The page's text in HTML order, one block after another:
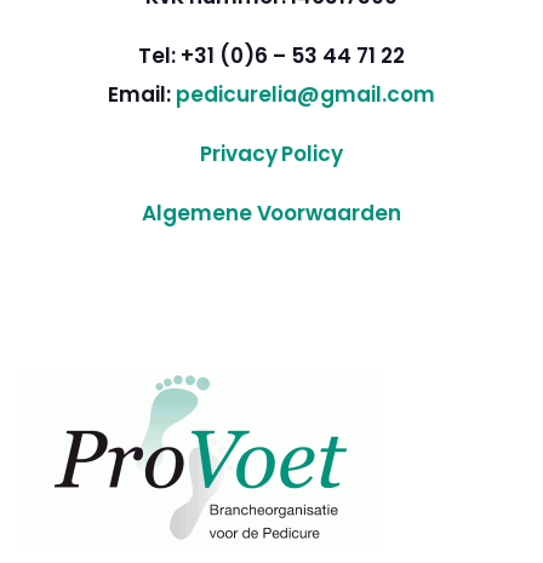
Tel: +31 (0)6 – 53 44 71 22
Email: pedicurelia@gmail.com
Privacy Policy
Algemene Voorwaarden